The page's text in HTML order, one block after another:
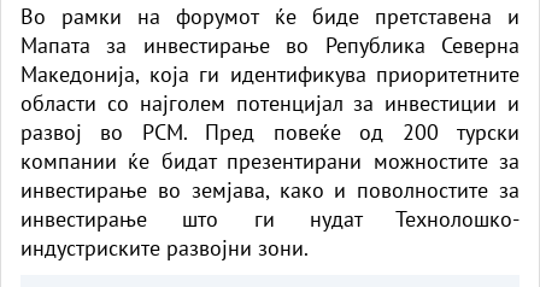
Во рамки на форумот ќе биде претставена и
Мапата за инвестирање во Република Северна
Македонија, која ги идентификува приоритетните
области со најголем потенцијал за инвестиции и
развој во РСМ. Пред повеќе од 200 турски
компании ќе бидат презентирани можностите за
инвестирање во земјава, како и поволностите за
инвестирање што ги нудат Технолошко-
индустриските развојни зони.